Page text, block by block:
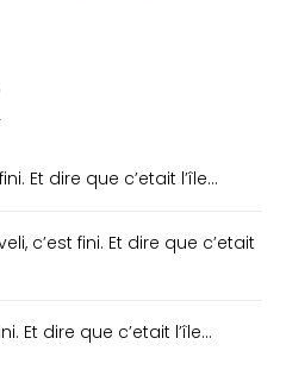
Et dire que c’etait l’île…
c’est fini. Et dire que c’etait
Et dire que c’etait l’île…